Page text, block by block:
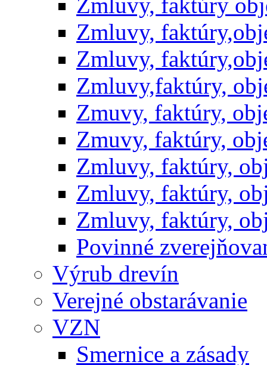
Zmluvy, faktúry
Zmluvy,
Zmluvy,
Zmluvy,faktúry,
Zmuvy, faktúry,
Zmuvy, faktúry,
Zmluvy, faktúry,
Zmluvy, faktúry,
Zmluvy, faktúry,
Povinné
Výrub drevín
Verejné obstarávanie
VZN
Smernice a zásady